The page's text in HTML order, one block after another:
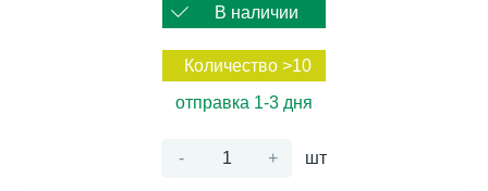
В наличии
Количество >10
отправка 1-3 дня
- + шт